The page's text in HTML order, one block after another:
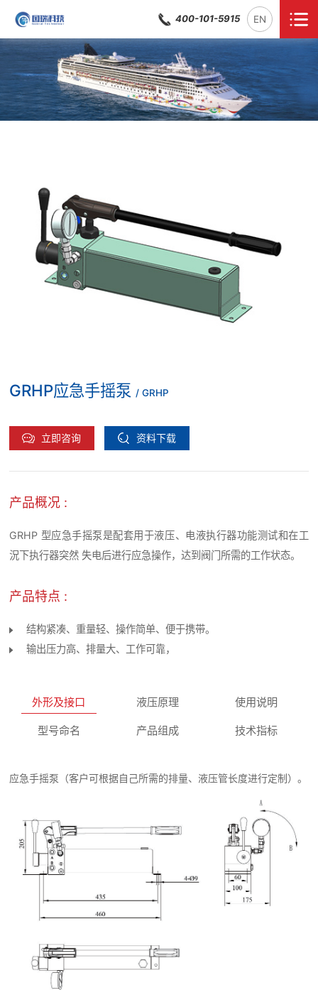
400-101-5915 EN
GRHP应急手摇泵 / GRHP
立即咨询 资料下载
产品概况 :
GRHP 型应急手摇泵是配套用于液压、电液执行器功能测试和在工
況下执行器突然 失电后进行应急操作，达到阀门所需的工作状态。
产品特点 :
结构紧凑、重量轻、操作简单、便于携带。
输出压力高、排量大、工作可靠，
外形及接口 液压原理 使用说明
型号命名 产品组成 技术指标
应急手摇泵（客户可根据自己所需的排量、液压管长度进行定制）。